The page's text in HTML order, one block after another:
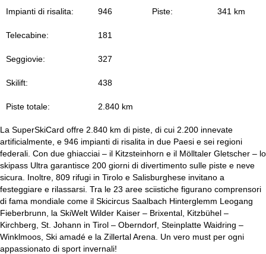
g
Impianti di risalita: 946 Piste: 341 km
Telecabine: 181
Seggiovie: 327
Skilift: 438
Piste totale: 2.840 km
La SuperSkiCard offre 2.840 km di piste, di cui 2.200 innevate
artificialmente, e 946 impianti di risalita in due Paesi e sei regioni
federali. Con due ghiacciai – il Kitzsteinhorn e il Mölltaler Gletscher – lo
skipass Ultra garantisce 200 giorni di divertimento sulle piste e neve
sicura. Inoltre, 809 rifugi in Tirolo e Salisburghese invitano a
festeggiare e rilassarsi. Tra le 23 aree sciistiche figurano comprensori
di fama mondiale come il Skicircus Saalbach Hinterglemm Leogang
Fieberbrunn, la SkiWelt Wilder Kaiser – Brixental, Kitzbühel –
Kirchberg, St. Johann in Tirol – Oberndorf, Steinplatte Waidring –
Winklmoos, Ski amadé e la Zillertal Arena. Un vero must per ogni
appassionato di sport invernali!